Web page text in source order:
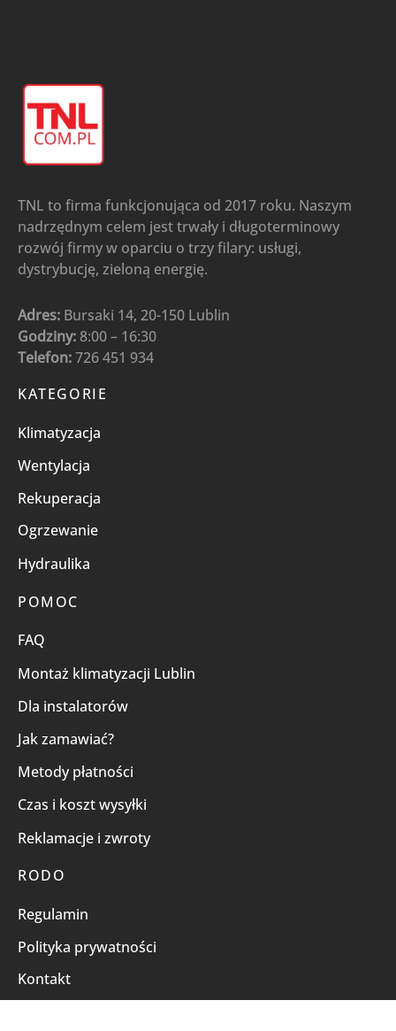
TNL to firma funkcjonująca od 2017 roku. Naszym
nadrzędnym celem jest trwały i długoterminowy
rozwój firmy w oparciu o trzy filary: usługi,
dystrybucję, zieloną energię.
Adres: Bursaki 14, 20-150 Lublin
Godziny: 8:00 – 16:30
Telefon:726 451 934
KATEGORIE
Klimatyzacja
Wentylacja
Rekuperacja
Ogrzewanie
Hydraulika
POMOC
FAQ
Montaż klimatyzacji Lublin
Dla instalatorów
Jak zamawiać?
Metody płatności
Czas i koszt wysyłki
Reklamacje i zwroty
RODO
Regulamin
Polityka prywatności
Kontakt